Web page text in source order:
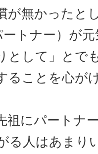
が無かったと
トナー）が元
として」とで
ることを心が
祖にパートナ
る人はあまり